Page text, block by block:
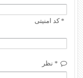
* کد امنیتی
* نظر